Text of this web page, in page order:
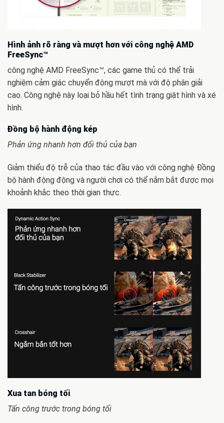
Hình ảnh rõ ràng và mượt hơn với công nghệ AMD
FreeSync™
công nghệ AMD FreeSync™, các game thủ có thể trải
nghiệm cảm giác chuyển động mượt mà với độ phân giải
cao. Công nghệ này loại bỏ hầu hết tình trạng giật hình và xé
hình.
Đồng bộ hành động kép
Phản ứng nhanh hơn đối thủ của bạn
Giảm thiểu độ trễ của thao tác đầu vào với công nghệ Đồng
bộ hành động động và người chơi có thể nắm bắt được mọi
khoảnh khắc theo thời gian thực.
Xua tan bóng tối
Tấn công trước trong bóng tối